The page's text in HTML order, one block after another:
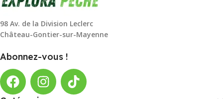
98 Av. de la Division Leclerc
Château-Gontier-sur-Mayenne
Abonnez-vous !